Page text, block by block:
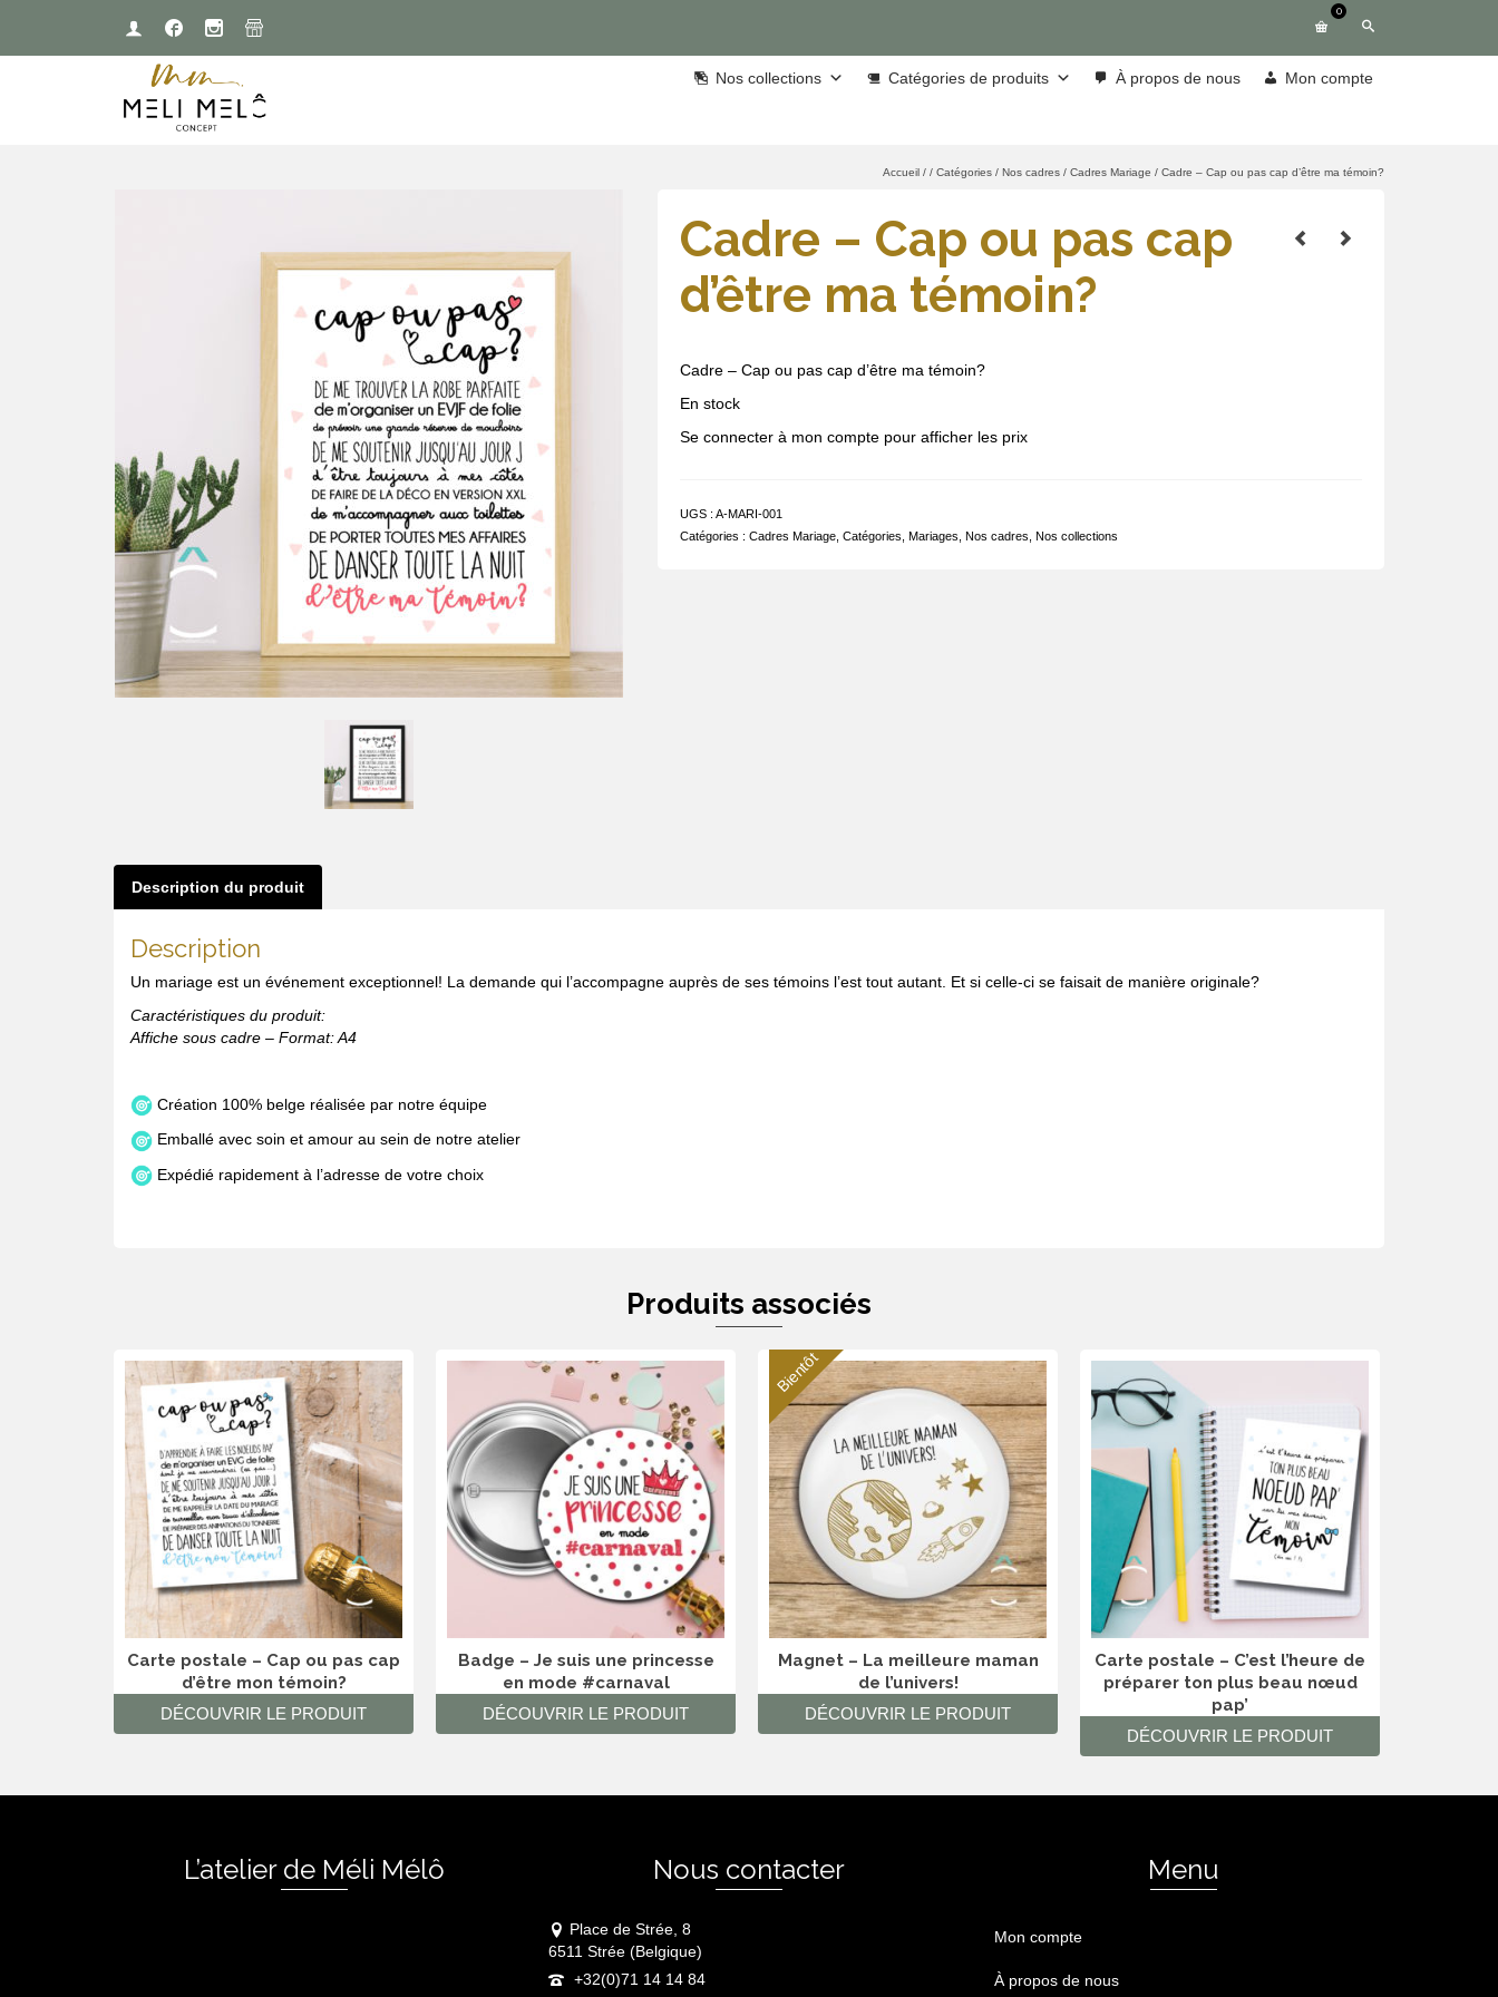
0
Nos collections Catégories de produits À propos de nous Mon compte
Accueil / / Catégories / Nos cadres / Cadres Mariage / Cadre – Cap ou pas cap d’être ma témoin?
Cadre – Cap ou pas cap
d’être ma témoin?
Cadre – Cap ou pas cap d’être ma témoin?
En stock
Se connecter à mon compte pour afficher les prix
UGS : A-MARI-001
Catégories : Cadres Mariage, Catégories Mariages Nos cadres Nos collections
Description du produit
Description
Un mariage est un événement exceptionnel! La demande qui l’accompagne auprès de ses témoins l’est tout autant. Et si celle-ci se faisait de manière originale?
Caractéristiques du produit:
Affiche sous cadre – Format: A4
Création 100% belge réalisée par notre équipe
Emballé avec soin et amour au sein de notre atelier
Expédié rapidement à l’adresse de votre choix
Produits associés
Carte postale – Cap ou pas cap
d’être mon témoin?
DÉCOUVRIR LE PRODUIT
Badge – Je suis une princesse
en mode #carnaval
DÉCOUVRIR LE PRODUIT
Bientôt
Magnet – La meilleure maman
de l’univers!
DÉCOUVRIR LE PRODUIT
Carte postale – C’est l’heure de
préparer ton plus beau nœud
pap’
DÉCOUVRIR LE PRODUIT
L’atelier de Méli Mélô Nous contacter
Place de Strée, 8
6511 Strée (Belgique)
+32(0)71 14 14 84
Menu
Mon compte
À propos de nous